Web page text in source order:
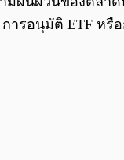
รอนุมัติ ETF หรื